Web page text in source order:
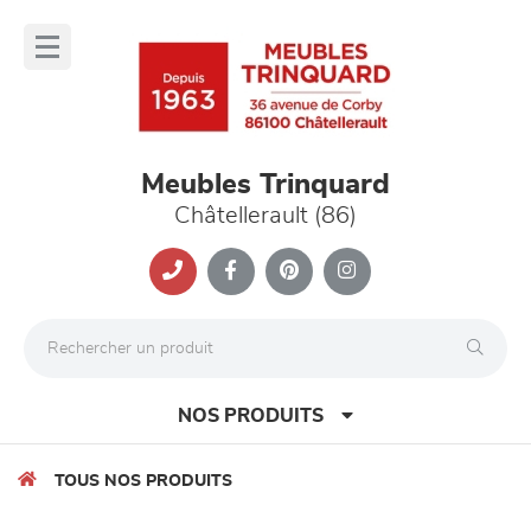
Meubles Trinquard
Châtellerault (86)
NOS PRODUITS
TOUS NOS PRODUITS